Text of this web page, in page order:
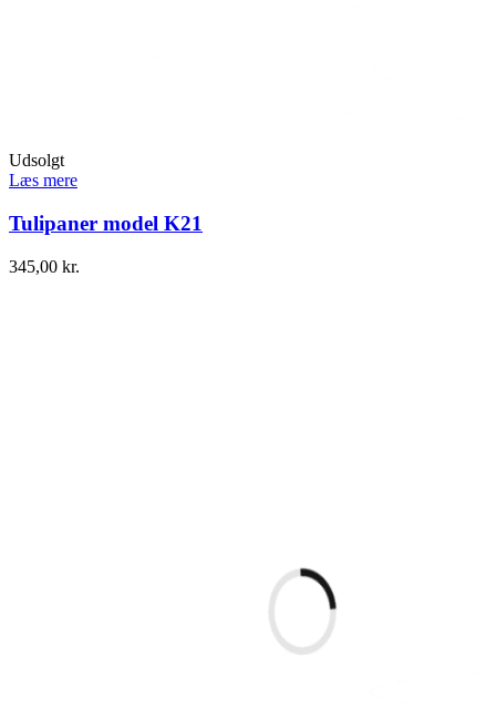
Udsolgt
Læs mere
Tulipaner model K21
345,00 kr.